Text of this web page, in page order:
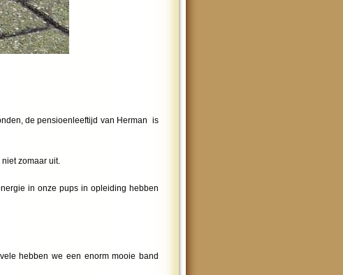
de pensioenleeftijd van Herman is
zomaar uit.
in onze pups in opleiding hebben
hebben we een enorm mooie band